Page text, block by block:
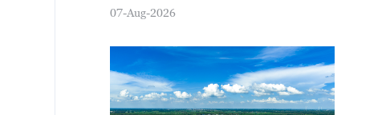
07-Aug-2026